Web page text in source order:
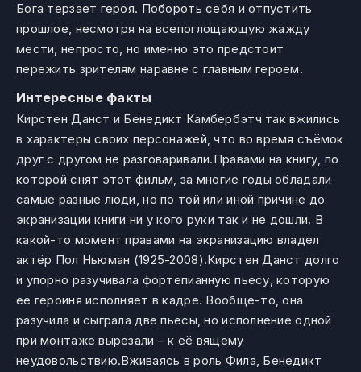
Бога терзает героя. Побороть себя и отпустить
прошлое, несмотря на всепоглощающую жажду
мести, непросто, но именно это предстоит
пережить зрителям наравне с главным героем.
Интересные факты
Кирстен Данст и Бенедикт Камбербэтч так вжились
в характеры своих персонажей, что во время съёмок
друг с другом не разговаривали.Правами на книгу, по
которой снят этот фильм, за многие годы обладали
самые разные люди, но по той или иной причине до
экранизации книги ни у кого руки так и не дошли. В
какой-то момент правами на экранизацию владел
актёр Пол Ньюман (1925-2008).Кирстен Данст долго
и упорно разучивала фортепианную пьесу, которую
её героиня исполняет в кадре. Вообще-то, она
разучила и сыграла две пьесы, но исполнение одной
при монтаже вырезали – к её вящему
неудовольствию.Вживаясь в роль Фила, Бенедикт